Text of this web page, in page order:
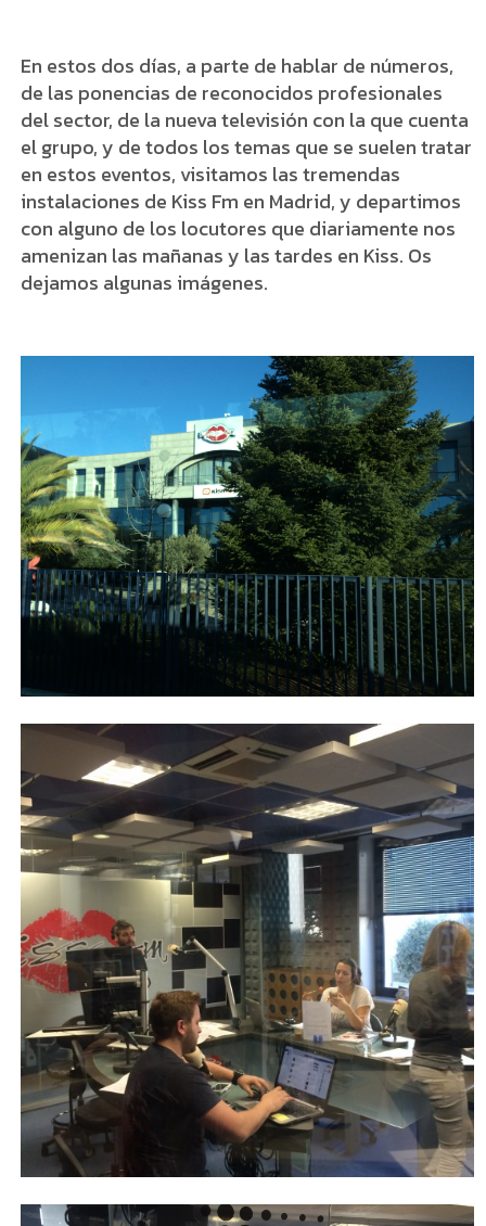
En estos dos días, a parte de hablar de números,
de las ponencias de reconocidos profesionales
del sector, de la nueva televisión con la que cuenta
el grupo, y de todos los temas que se suelen tratar
en estos eventos, visitamos las tremendas
instalaciones de Kiss Fm en Madrid, y departimos
con alguno de los locutores que diariamente nos
amenizan las mañanas y las tardes en Kiss. Os
dejamos algunas imágenes.